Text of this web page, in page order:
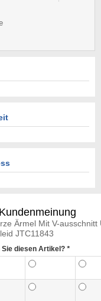
Ärmel Mit V-ausschnitt
JTC11843
Sie diesen Artikel? *